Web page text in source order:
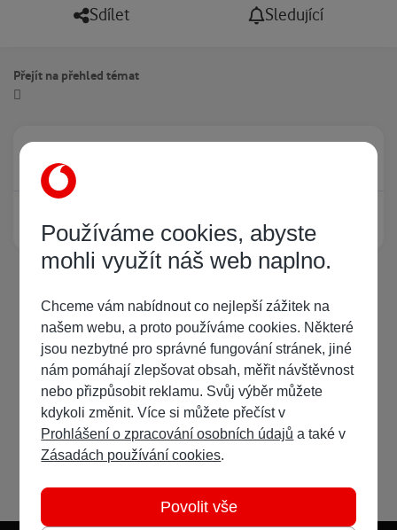
Sdílet Sledující
Přejít na přehled témat
Právě prohlíží tuto stránku
Žádný registrovaný uživatel si neprohlíží tuto stránku
Používáme cookies, abyste
mohli využít náš web naplno.
Chceme vám nabídnout co nejlepší zážitek na
našem webu, a proto používáme cookies. Některé
jsou nezbytné pro správné fungování stránek, jiné
nám pomáhají zlepšovat obsah, měřit návštěvnost
nebo přizpůsobit reklamu. Svůj výběr můžete
kdykoli změnit. Více si můžete přečíst v
Prohlášení o zpracování osobních údajů a také v
Zásadách používání cookies.
Povolit vše